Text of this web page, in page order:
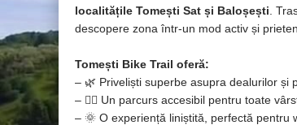
localitățile Tomești Sat și Baloșești .
descopere zona într-un mod activ și
Tomești Bike Trail oferă:
– 🌿 Priveliști superbe asupra dealurilor și
– 🚴‍♀️ Un parcurs accesibil pentru toate
– 🌞 O experiență liniștită, perfectă pentru